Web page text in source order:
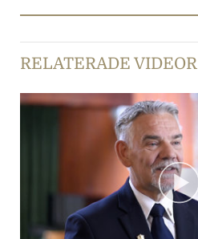
RELATERADE VIDEOR